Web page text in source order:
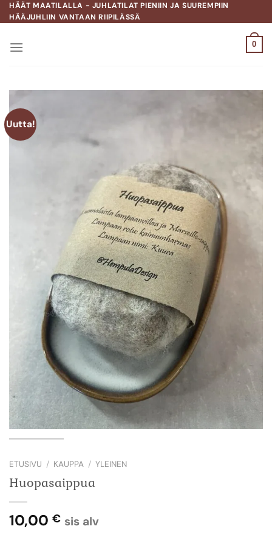
Skip
to
HÄÄT MAATILALLA - JUHLATILAT PIENIIN JA SUUREMPIIN
HÄÄJUHLIIN VANTAAN RIIPILÄSSÄ
0
Uutta!
ETUSIVU / KAUPPA / YLEINEN
Huopasaippua
10,00 € sis alv